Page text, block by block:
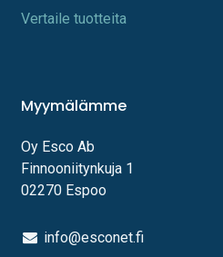
Vertaile tuotteita
Myymälämme
Oy Esco Ab
Finnooniitynkuja 1
02270 Espoo
info@esconet.fi